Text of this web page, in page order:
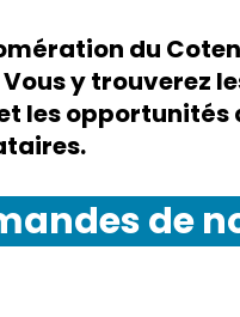
du
y trouverez
les
de